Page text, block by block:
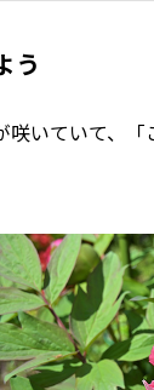
う
咲いていて、